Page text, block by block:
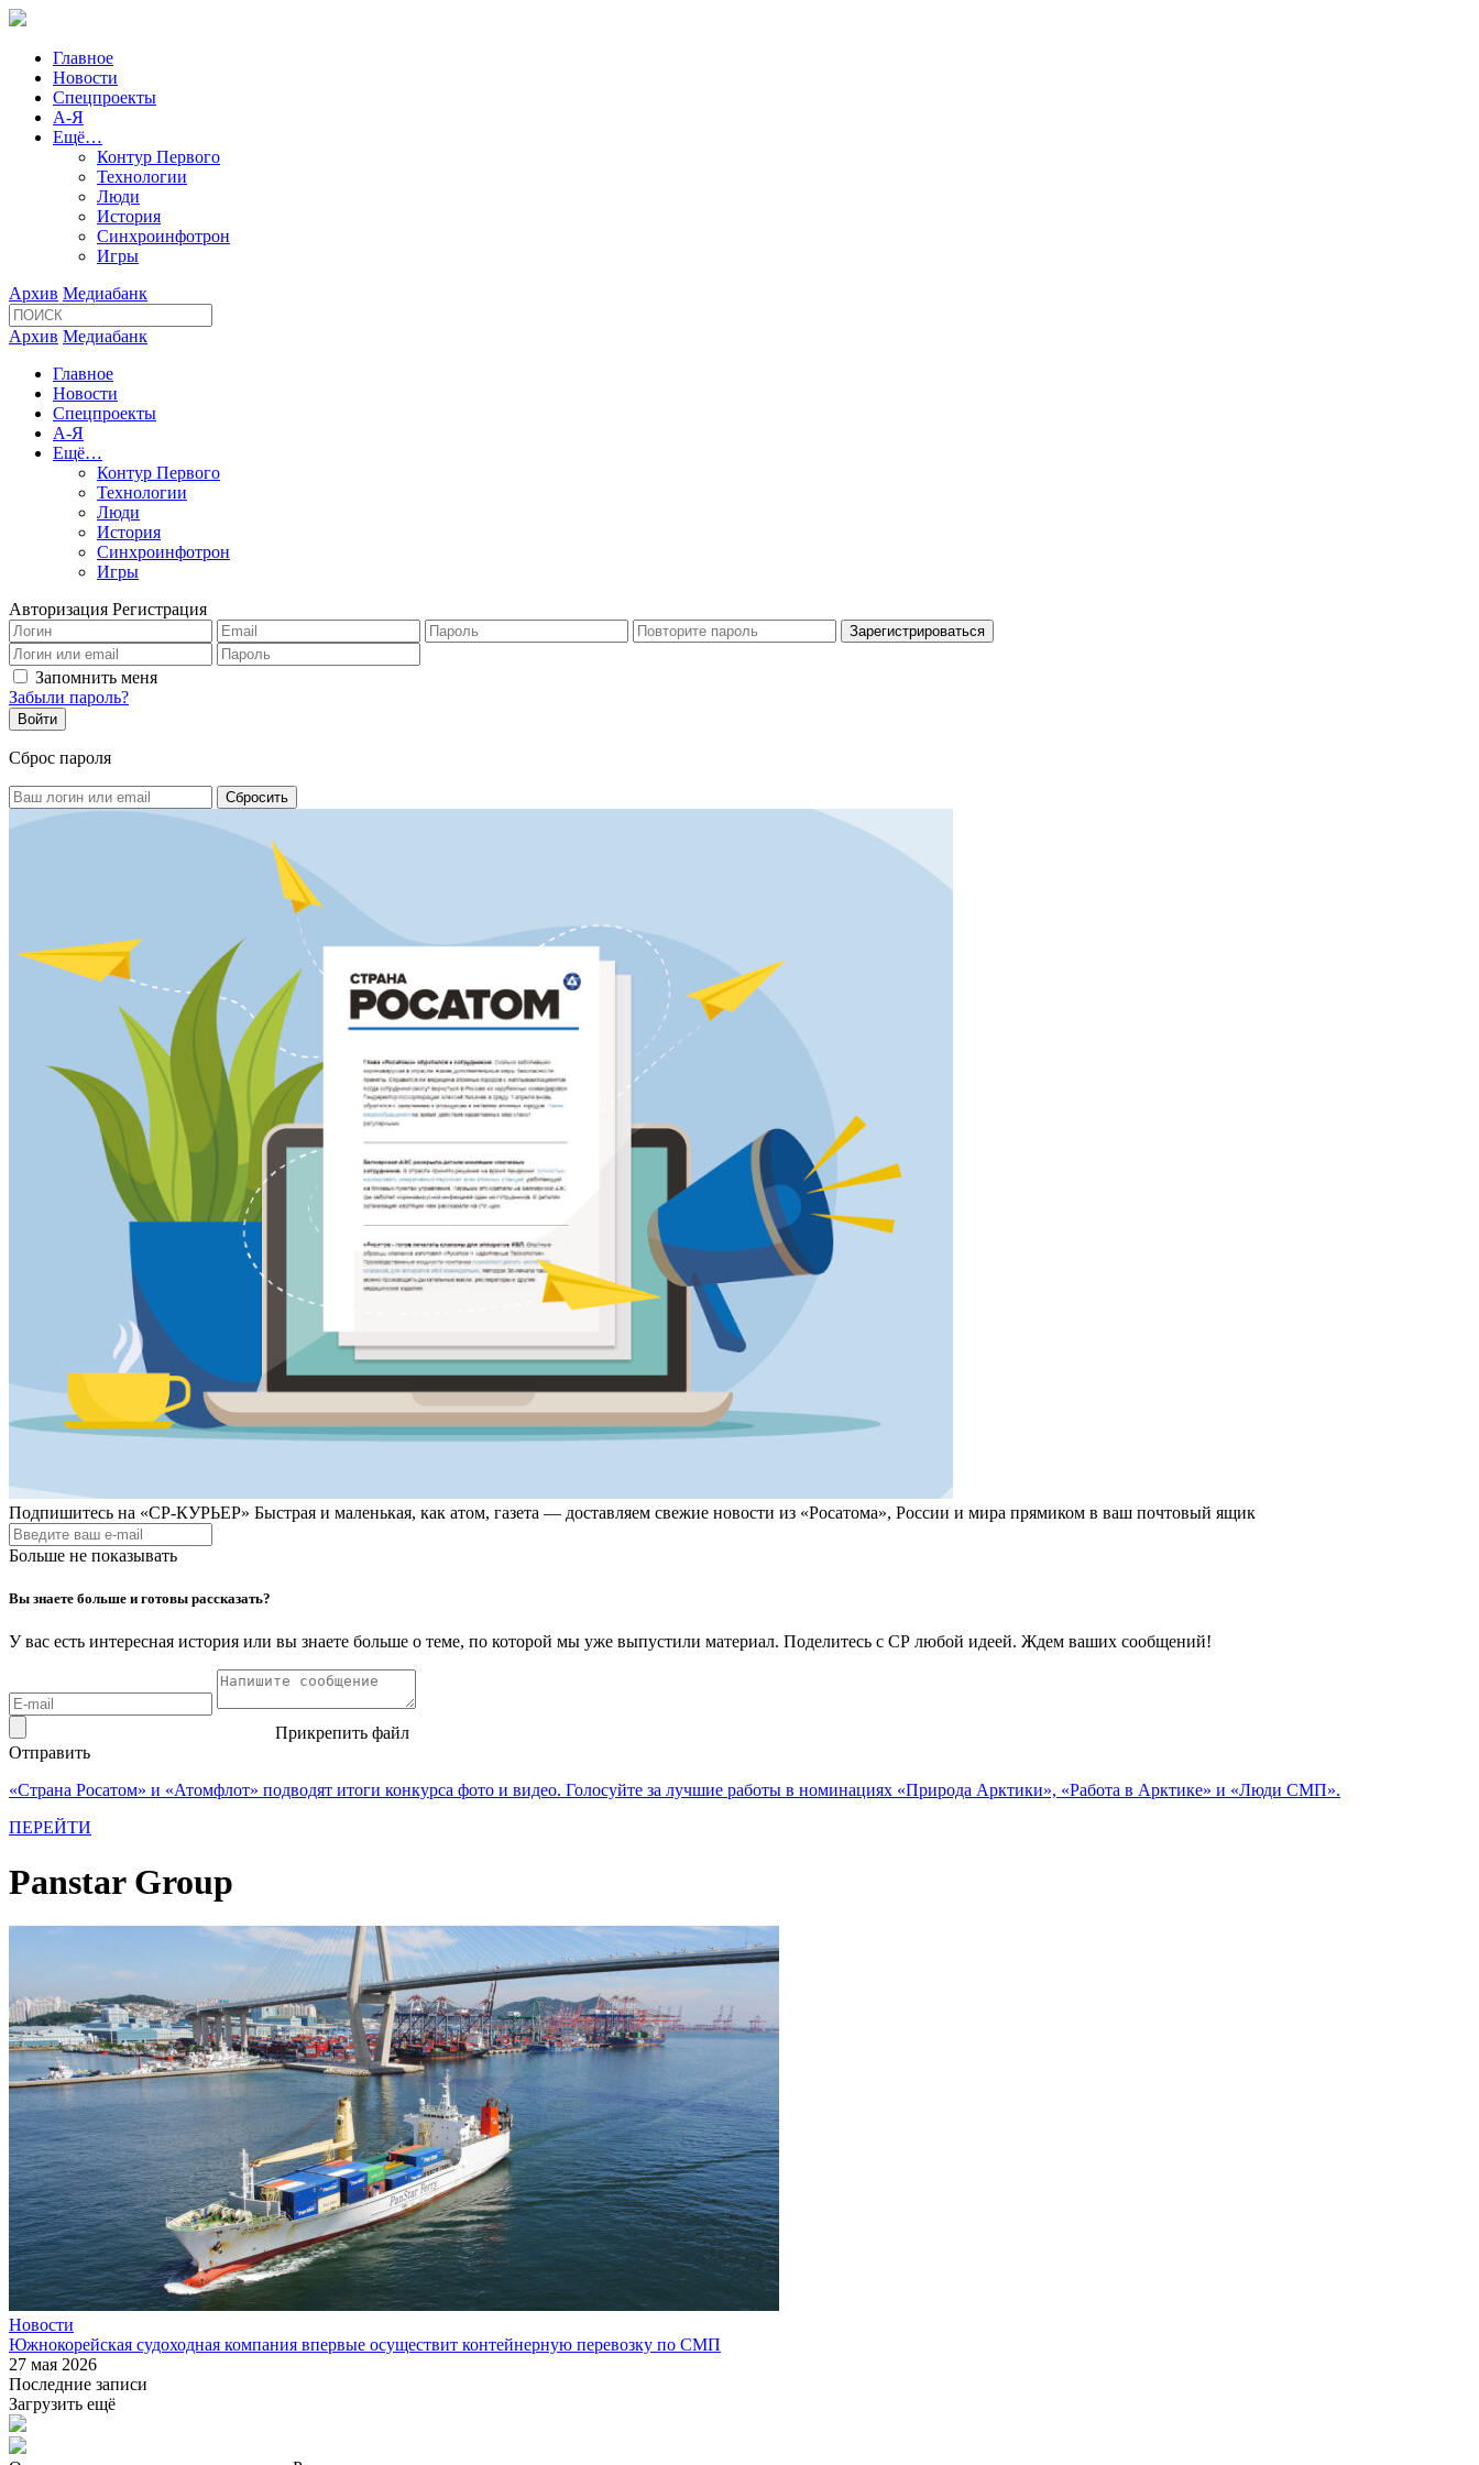
Главное
Новости
Спецпроекты
А-Я
Ещё…
Контур Первого
Технологии
Люди
История
Синхроинфотрон
Игры
Архив Медиабанк
Архив Медиабанк
Главное
Новости
Спецпроекты
А-Я
Ещё…
Контур Первого
Технологии
Люди
История
Синхроинфотрон
Игры
Авторизация Регистрация
Запомнить меня
Забыли пароль?
Сброс пароля
Подпишитесь на «СР-КУРЬЕР» Быстрая и маленькая, как атом, газета — доставляем свежие новости из «Росатома», России и мира прямиком в ваш почтовый ящик
Больше не показывать
Вы знаете больше и готовы рассказать?
У вас есть интересная история или вы знаете больше о теме, по которой мы уже выпустили материал. Поделитесь с СР любой идеей. Ждем ваших сообщений!
Прикрепить файл
Отправить
«Страна Росатом» и «Атомфлот» подводят итоги конкурса фото и видео. Голосуйте за лучшие работы в номинациях «Природа Арктики», «Работа в Арктике» и «Люди СМП».
ПЕРЕЙТИ
Panstar Group
Новости
Южнокорейская судоходная компания впервые осуществит контейнерную перевозку по СМП
27 мая 2026
Последние записи
Загрузить ещё